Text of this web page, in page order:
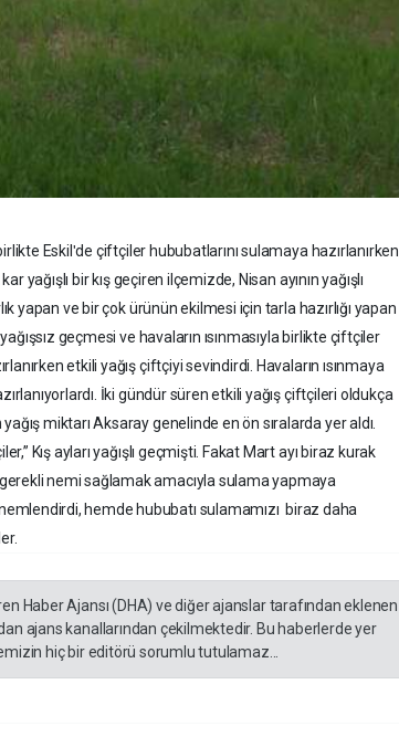
Eskilʹde çiftçiler hububatlarını sulamaya hazırlanırken
yağışlı bir kış geçiren ilçemizde, Nisan ayının yağışlı
yapan ve bir çok ürünün ekilmesi için tarla hazırlığı yapan
geçmesi ve havaların ısınmasıyla birlikte çiftçiler
etkili yağış çiftçiyi sevindirdi. Havaların ısınmaya
İki gündür süren etkili yağış çiftçileri oldukça
miktarı Aksaray genelinde en ön sıralarda yer aldı.
Kış ayları yağışlı geçmişti. Fakat Mart ayı biraz kurak
nemi sağlamak amacıyla sulama yapmaya
hemde hububatı sulamamızı biraz daha
Haber Ajansı (DHA) ve diğer ajanslar tarafından eklenen
ajans kanallarından çekilmektedir. Bu haberlerde yer
hiç bir editörü sorumlu tutulamaz...